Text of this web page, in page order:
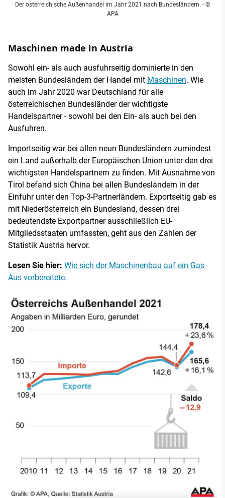
Der österreichische Außenhandel im Jahr 2021 nach Bundesländern. - ©
APA
Maschinen made in Austria
Sowohl ein- als auch ausfuhrseitig dominierte in den
meisten Bundesländern der Handel mit Maschinen. Wie
auch im Jahr 2020 war Deutschland für alle
österreichischen Bundesländer der wichtigste
Handelspartner - sowohl bei den Ein- als auch bei den
Ausfuhren.
Importseitig war bei allen neun Bundesländern zumindest
ein Land außerhalb der Europäischen Union unter den drei
wichtigsten Handelspartnern zu finden. Mit Ausnahme von
Tirol befand sich China bei allen Bundesländern in der
Einfuhr unter den Top-3-Partnerländern. Exportseitig gab es
mit Niederösterreich ein Bundesland, dessen drei
bedeutendste Exportpartner ausschließlich EU-
Mitgliedsstaaten umfassten, geht aus den Zahlen der
Statistik Austria hervor.
Lesen Sie hier: Wie sich der Maschinenbau auf ein Gas-
Aus vorbereitete.